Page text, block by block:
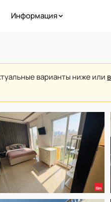
Информация
варианты ниже или